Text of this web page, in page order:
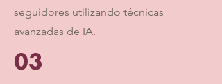
seguidores utilizando técnicas
avanzadas de IA.
03